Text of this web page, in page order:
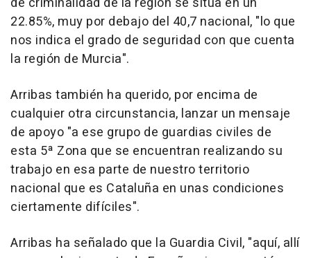
22.85%, muy por debajo del 40,7 nacional, "lo que
nos indica el grado de seguridad con que cuenta
la región de Murcia".
Arribas también ha querido, por encima de
cualquier otra circunstancia, lanzar un mensaje
de apoyo "a ese grupo de guardias civiles de
esta 5ª Zona que se encuentran realizando su
trabajo en esa parte de nuestro territorio
nacional que es Cataluña en unas condiciones
ciertamente difíciles".
Arribas ha señalado que la Guardia Civil, "aquí, allí